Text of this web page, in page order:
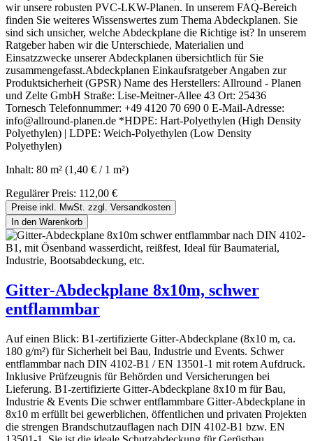
wir unsere robusten PVC-LKW-Planen. In unserem FAQ-Bereich
finden Sie weiteres Wissenswertes zum Thema Abdeckplanen. Sie
sind sich unsicher, welche Abdeckplane die Richtige ist? In unserem
Ratgeber haben wir die Unterschiede, Materialien und
Einsatzzwecke unserer Abdeckplanen übersichtlich für Sie
zusammengefasst.Abdeckplanen Einkaufsratgeber Angaben zur
Produktsicherheit (GPSR) Name des Herstellers: Allround - Planen
und Zelte GmbH Straße: Lise-Meitner-Allee 43 Ort: 25436
Tornesch Telefonnummer: +49 4120 70 690 0 E-Mail-Adresse:
info@allround-planen.de *HDPE: Hart-Polyethylen (High Density
Polyethylen) | LDPE: Weich-Polyethylen (Low Density
Polyethylen)
Inhalt: 80 m² (1,40 € / 1 m²)
Regulärer Preis: 112,00 €
Preise inkl. MwSt. zzgl. Versandkosten
In den Warenkorb
Gitter-Abdeckplane 8x10m, schwer
entflammbar
Auf einen Blick: B1-zertifizierte Gitter-Abdeckplane (8x10 m, ca.
180 g/m²) für Sicherheit bei Bau, Industrie und Events. Schwer
entflammbar nach DIN 4102-B1 / EN 13501-1 mit rotem Aufdruck.
Inklusive Prüfzeugnis für Behörden und Versicherungen bei
Lieferung. B1-zertifizierte Gitter-Abdeckplane 8x10 m für Bau,
Industrie & Events Die schwer entflammbare Gitter-Abdeckplane in
8x10 m erfüllt bei gewerblichen, öffentlichen und privaten Projekten
die strengen Brandschutzauflagen nach DIN 4102-B1 bzw. EN